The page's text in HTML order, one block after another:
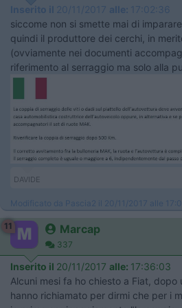
Inserito il 20/11/2017 alle: 17:02:36
siccome non si smette mai di
quindi il produttore dei cerchi, in
(ovviamente nei documenti
riferimento al serraggio ma solo alla
DAVIDE
Modificato da Pascia2 il 20/11/2017 alle
11 Marcap
337
Inserito il 20/11/2017 alle: 17:36:03
Alcuni mesi fa ho chiesto a Fiat, dopo
hanno richiamato per dirmi che per i